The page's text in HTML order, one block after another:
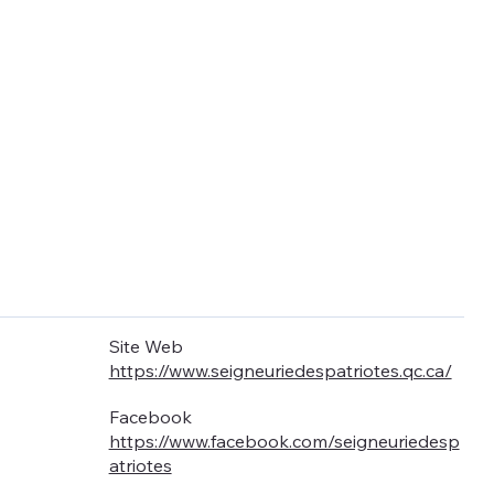
Site Web
https://www.seigneuriedespatriotes.qc.ca/
Facebook
https://www.facebook.com/seigneuriedesp
atriotes